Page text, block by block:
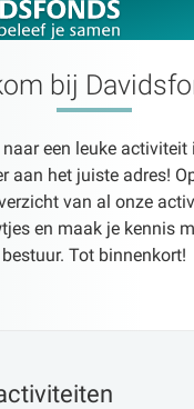
bij
naar een leuke
aan het juiste adres!
van al onze
en maak je kennis
bestuur. Tot binnenkort!